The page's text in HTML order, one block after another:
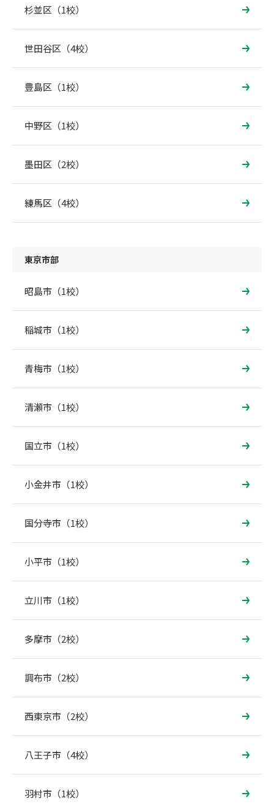
杉並区（1校）
世田谷区（4校）
豊島区（1校）
中野区（1校）
墨田区（2校）
練馬区（4校）
東京市部
昭島市（1校）
稲城市（1校）
青梅市（1校）
清瀬市（1校）
国立市（1校）
小金井市（1校）
国分寺市（1校）
小平市（1校）
立川市（1校）
多摩市（2校）
調布市（2校）
西東京市（2校）
八王子市（4校）
羽村市（1校）